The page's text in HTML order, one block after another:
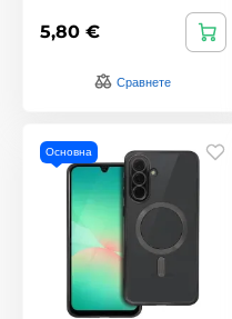
5,80 €
Сравнете
Основна